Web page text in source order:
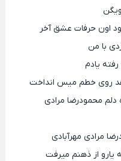
اون حرفات عشق آخر
با من
یادم
روی خطم میس انداخت
دلم محمودرضا مرادی
مرادی مهرآبادی
از ذهنم میرفت